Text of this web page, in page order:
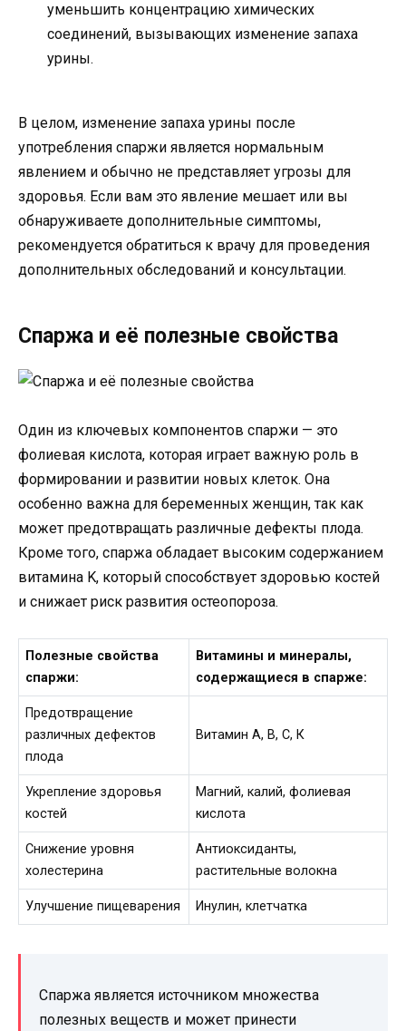
уменьшить концентрацию химических
соединений, вызывающих изменение запаха
урины.
В целом, изменение запаха урины после
употребления спаржи является нормальным
явлением и обычно не представляет угрозы для
здоровья. Если вам это явление мешает или вы
обнаруживаете дополнительные симптомы,
рекомендуется обратиться к врачу для проведения
дополнительных обследований и консультации.
Спаржа и её полезные свойства
Один из ключевых компонентов спаржи — это
фолиевая кислота, которая играет важную роль в
формировании и развитии новых клеток. Она
особенно важна для беременных женщин, так как
может предотвращать различные дефекты плода.
Кроме того, спаржа обладает высоким содержанием
витамина K, который способствует здоровью костей
и снижает риск развития остеопороза.
Полезные свойства
спаржи:
Витамины и минералы,
содержащиеся в спарже:
Предотвращение
различных дефектов
плода
Витамин A, В, С, К
Укрепление здоровья
костей
Магний, калий, фолиевая
кислота
Снижение уровня
холестерина
Антиоксиданты,
растительные волокна
Улучшение пищеварения Инулин, клетчатка
Спаржа является источником множества
полезных веществ и может принести